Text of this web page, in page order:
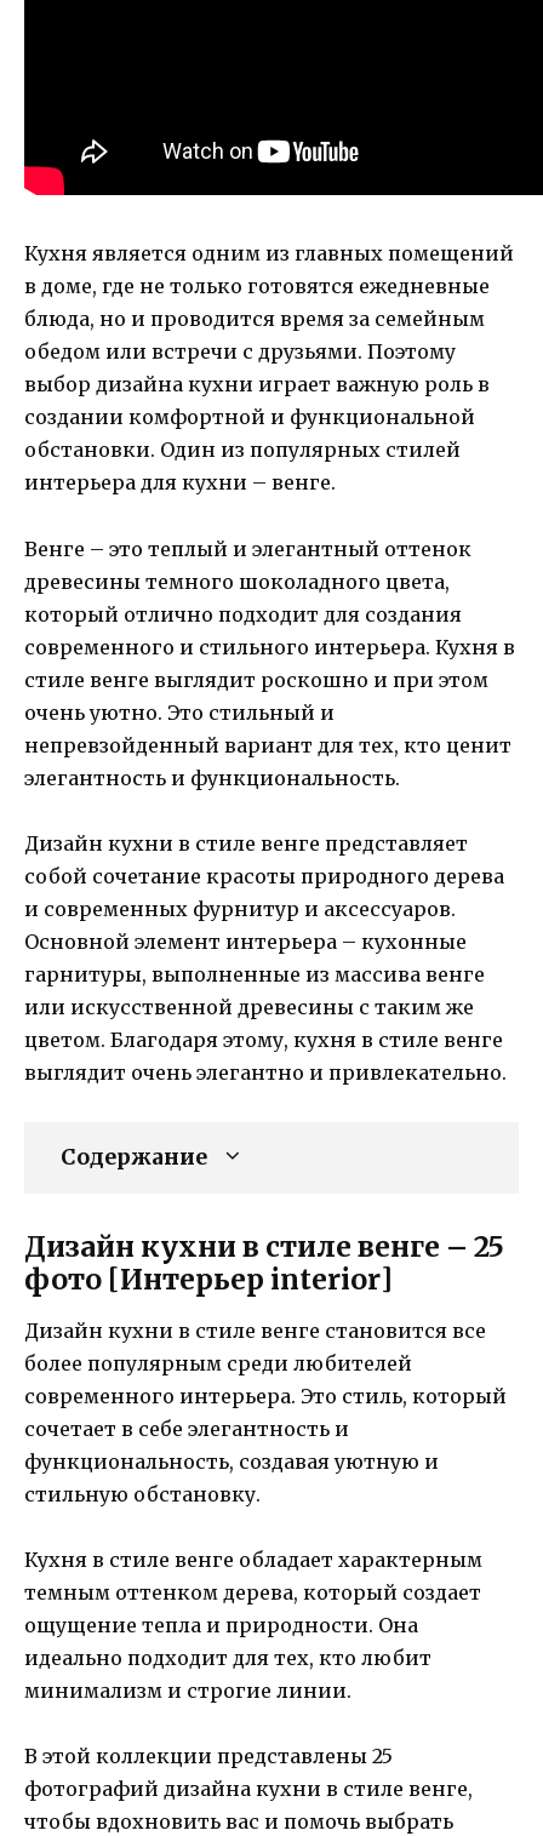
Кухня является одним из главных помещений
в доме, где не только готовятся ежедневные
блюда, но и проводится время за семейным
обедом или встречи с друзьями. Поэтому
выбор дизайна кухни играет важную роль в
создании комфортной и функциональной
обстановки. Один из популярных стилей
интерьера для кухни – венге.
Венге – это теплый и элегантный оттенок
древесины темного шоколадного цвета,
который отлично подходит для создания
современного и стильного интерьера. Кухня в
стиле венге выглядит роскошно и при этом
очень уютно. Это стильный и
непревзойденный вариант для тех, кто ценит
элегантность и функциональность.
Дизайн кухни в стиле венге представляет
собой сочетание красоты природного дерева
и современных фурнитур и аксессуаров.
Основной элемент интерьера – кухонные
гарнитуры, выполненные из массива венге
или искусственной древесины с таким же
цветом. Благодаря этому, кухня в стиле венге
выглядит очень элегантно и привлекательно.
Содержание
Дизайн кухни в стиле венге – 25
фото [Интерьер interior]
Дизайн кухни в стиле венге становится все
более популярным среди любителей
современного интерьера. Это стиль, который
сочетает в себе элегантность и
функциональность, создавая уютную и
стильную обстановку.
Кухня в стиле венге обладает характерным
темным оттенком дерева, который создает
ощущение тепла и природности. Она
идеально подходит для тех, кто любит
минимализм и строгие линии.
В этой коллекции представлены 25
фотографий дизайна кухни в стиле венге,
чтобы вдохновить вас и помочь выбрать